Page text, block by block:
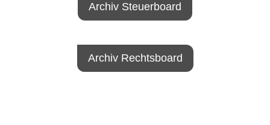
Archiv Steuerboard
Archiv Rechtsboard